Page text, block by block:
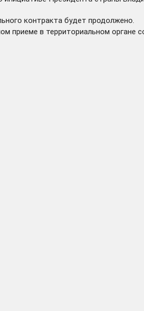
контракта будет продолжено.
в территориальном органе